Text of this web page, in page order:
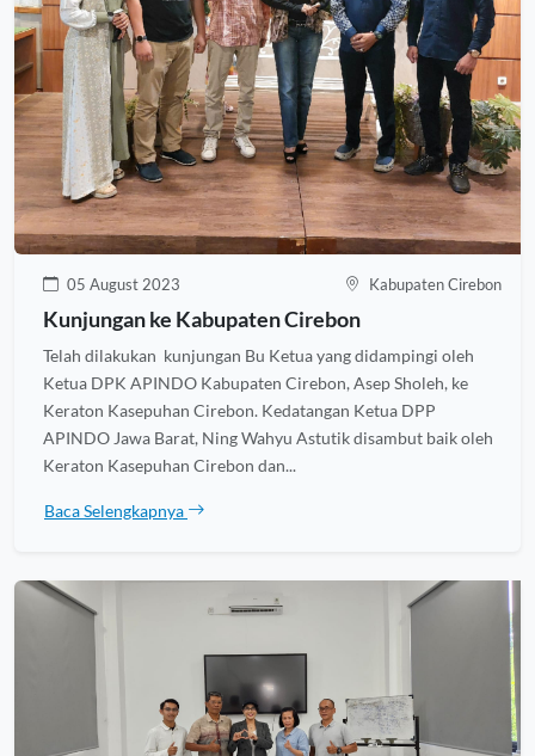
05 August 2023 Kabupaten Cirebon
Kunjungan ke Kabupaten Cirebon
Telah dilakukan kunjungan Bu Ketua yang didampingi oleh
Ketua DPK APINDO Kabupaten Cirebon, Asep Sholeh, ke
Keraton Kasepuhan Cirebon. Kedatangan Ketua DPP
APINDO Jawa Barat, Ning Wahyu Astutik disambut baik oleh
Keraton Kasepuhan Cirebon dan...
Baca Selengkapnya